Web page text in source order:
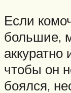
Если
большие,
чтобы он
боялся,